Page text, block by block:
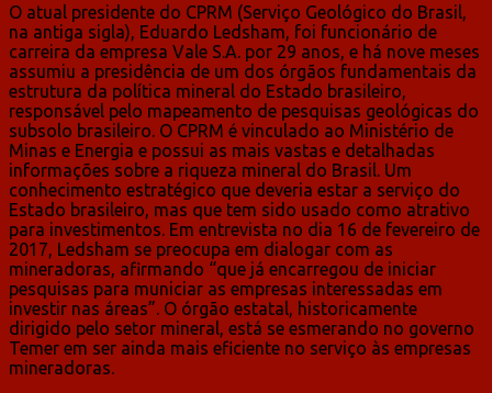
O atual presidente do CPRM (Serviço Geológico do Brasil,
na antiga sigla), Eduardo Ledsham, foi funcionário de
carreira da empresa Vale S.A. por 29 anos, e há nove meses
assumiu a presidência de um dos órgãos fundamentais da
estrutura da política mineral do Estado brasileiro,
responsável pelo mapeamento de pesquisas geológicas do
subsolo brasileiro. O CPRM é vinculado ao Ministério de
Minas e Energia e possui as mais vastas e detalhadas
informações sobre a riqueza mineral do Brasil. Um
conhecimento estratégico que deveria estar a serviço do
Estado brasileiro, mas que tem sido usado como atrativo
para investimentos. Em entrevista no dia 16 de fevereiro de
2017, Ledsham se preocupa em dialogar com as
mineradoras, afirmando “que já encarregou de iniciar
pesquisas para municiar as empresas interessadas em
investir nas áreas”. O órgão estatal, historicamente
dirigido pelo setor mineral, está se esmerando no governo
Temer em ser ainda mais eficiente no serviço às empresas
mineradoras.